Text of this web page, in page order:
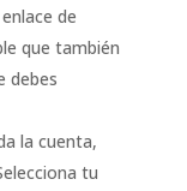
de
que también
debes
la cuenta,
tu